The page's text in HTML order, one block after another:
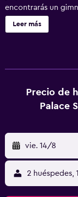
encontrarás un
a la piscina y un
Casino ofrece 576
películas de pago.
artículos de
más). Los servicios
escritorio y sillas
llamadas locales y
existir
tabla de planchar
Leer más
Precio de
Palace
vie. 14/8
2 huéspedes,